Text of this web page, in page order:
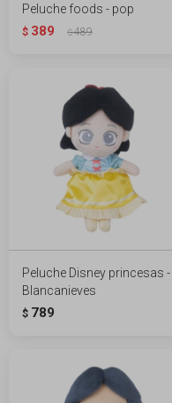
Peluche foods - pop
$ 389 $489
Peluche Disney princesas -
Blancanieves
$ 789